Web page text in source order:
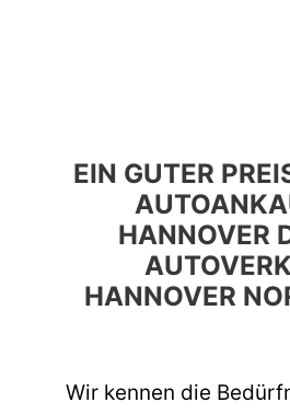
EIN GUTER
HANNOVER
HANNOVER
Wir kennen die